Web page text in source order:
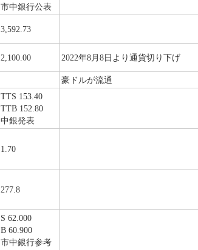
市中銀行公表
3,592.73
2,100.00 2022年8月8日より通貨切り下げ
豪ドルが流通
TTS 153.40
TTB 152.80
中銀発表
1.70
277.8
S 62.000
B 60.900
市中銀行参考